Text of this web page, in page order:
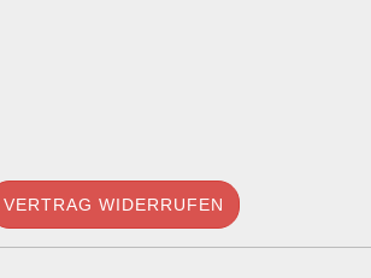
VERTRAG WIDERRUFEN